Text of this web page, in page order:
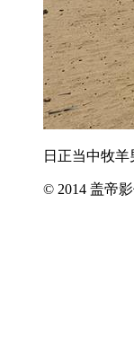
日正当中牧羊
© 2014 盖帝